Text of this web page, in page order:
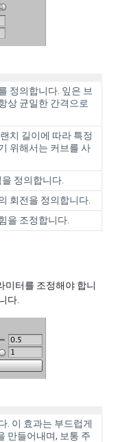
정의합니다. 잎은 브
상 균일한 간격으로
치 길이에 따라 특정
위해서는 커브를 사
정의합니다.
회전을 정의합니다.
을 조정합니다.
미터를 조정해야 합니
다.
. 이 효과는 부드럽게
만들어내며, 보통 주